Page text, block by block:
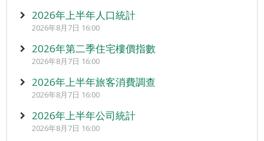
2026年上半年人口統計
2026年8月7日 16:00
2026年第二季住宅樓價指數
2026年8月7日 16:00
2026年上半年旅客消費調查
2026年8月7日 16:00
2026年上半年公司統計
2026年8月7日 16:00